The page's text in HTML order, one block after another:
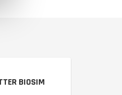
BIOSIM